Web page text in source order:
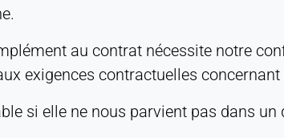
au contrat nécessite notre
exigences contractuelles
si elle ne nous parvient pas dans un